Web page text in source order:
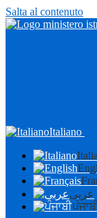
Salta al contenuto
Italiano
عربى